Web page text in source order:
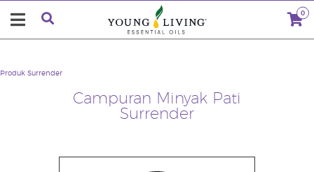
0
Campuran Minyak Pati
Surrender
Produk Surrender